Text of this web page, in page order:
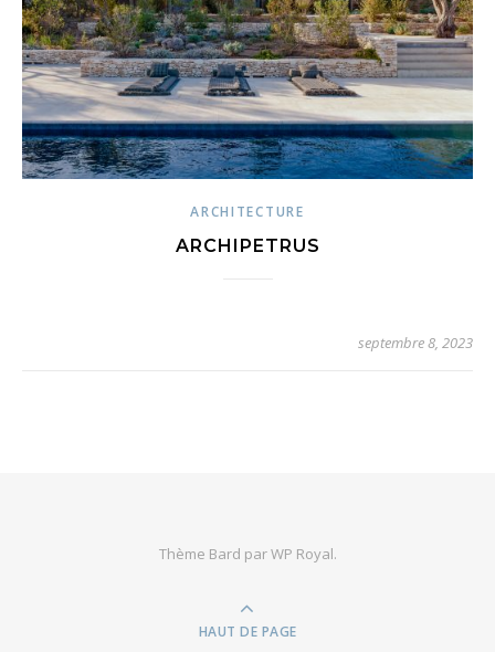
ARCHITECTURE
ARCHIPETRUS
septembre 8, 2023
Thème Bard parWP Royal.
HAUT DE PAGE